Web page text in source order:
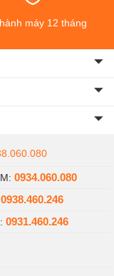
máy 12 tháng
0934.060.080
0938.460.246
0931.460.246